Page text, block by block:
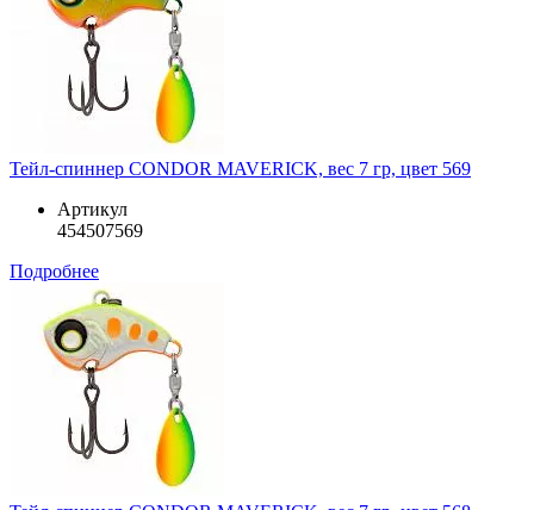
Тейл-спиннер CONDOR MAVERICK, вес 7 гр, цвет 569
Артикул
454507569
Подробнее